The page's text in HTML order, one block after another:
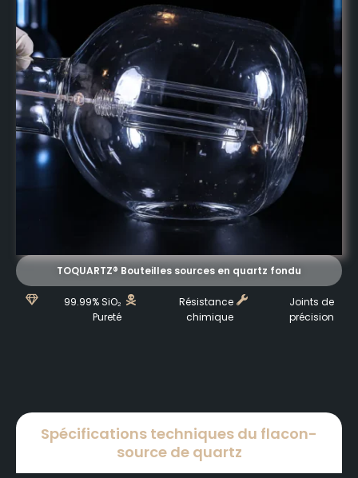
TOQUARTZ® Bouteilles sources en quartz fondu
99.99% SiO₂
Pureté
Résistance
chimique
Joints de
précision
Spécifications techniques du flacon-
source de quartz